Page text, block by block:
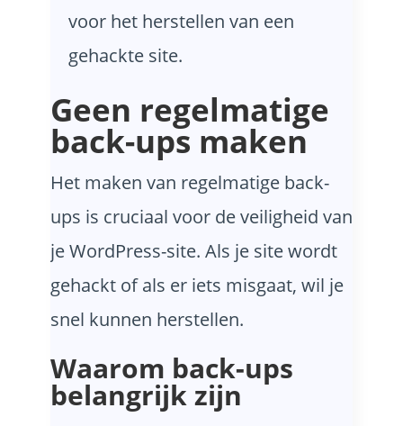
voor het herstellen van een
gehackte site.
Geen regelmatige
back-ups maken
Het maken van regelmatige back-
ups is cruciaal voor de veiligheid van
je WordPress-site. Als je site wordt
gehackt of als er iets misgaat, wil je
snel kunnen herstellen.
Waarom back-ups
belangrijk zijn